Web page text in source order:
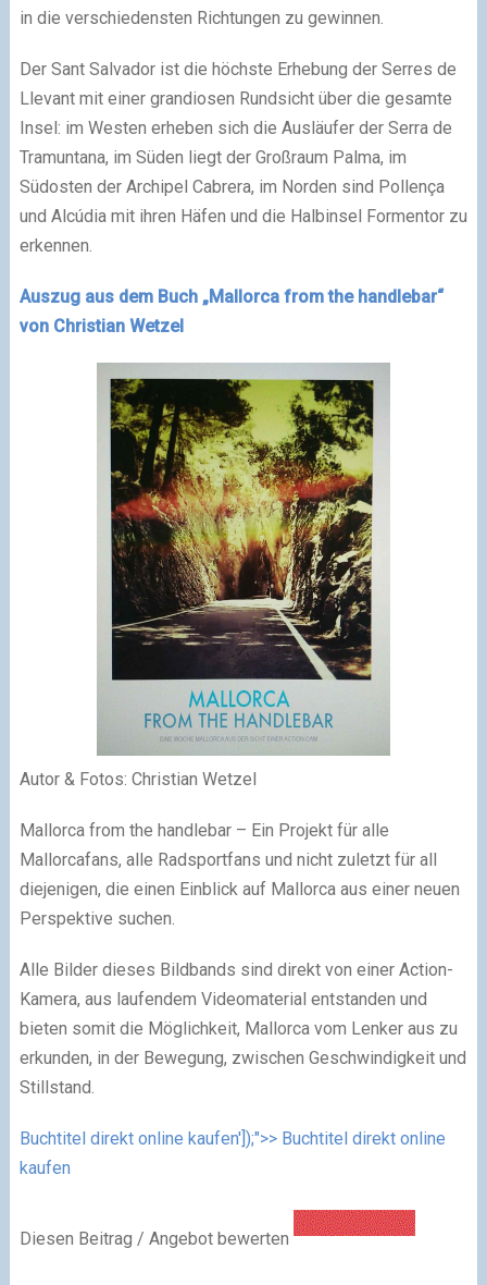
in die verschiedensten Richtungen zu gewinnen.
Der Sant Salvador ist die höchste Erhebung der Serres de
Llevant mit einer grandiosen Rundsicht über die gesamte
Insel: im Westen erheben sich die Ausläufer der Serra de
Tramuntana, im Süden liegt der Großraum Palma, im
Südosten der Archipel Cabrera, im Norden sind Pollença
und Alcúdia mit ihren Häfen und die Halbinsel Formentor zu
erkennen.
Auszug aus dem Buch „Mallorca from the handlebar“
von Christian Wetzel
Autor & Fotos: Christian Wetzel
Mallorca from the handlebar – Ein Projekt für alle
Mallorcafans, alle Radsportfans und nicht zuletzt für all
diejenigen, die einen Einblick auf Mallorca aus einer neuen
Perspektive suchen.
Alle Bilder dieses Bildbands sind direkt von einer Action-
Kamera, aus laufendem Videomaterial entstanden und
bieten somit die Möglichkeit, Mallorca vom Lenker aus zu
erkunden, in der Bewegung, zwischen Geschwindigkeit und
Stillstand.
Buchtitel direkt online kaufen']);">> Buchtitel direkt online
kaufen
Diesen Beitrag / Angebot bewerten